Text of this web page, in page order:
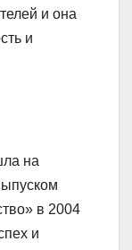
и она
и
на
в 2004
и